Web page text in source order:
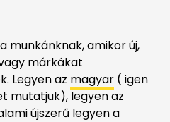
munkánknak, amikor új,
márkákat
Legyen az magyar ( igen
mutatjuk), legyen az
újszerű legyen a